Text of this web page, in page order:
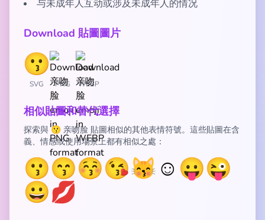
与未成年人互动或涉及未成年人的情况
Download 貼圖圖片
SVG PNG WEBP
相似貼圖和替代選擇
探索與 😗 亲吻脸 貼圖相似的其他表情符號。這些貼圖在含
義、情感或使用場景上都有相似之處：
😗😙😚😘😽☺️ 😛😜
😀💋